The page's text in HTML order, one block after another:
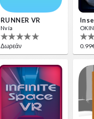
RUNNER VR
Nvía
Δωρεάν